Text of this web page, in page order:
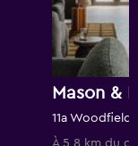
À 5,8 km du